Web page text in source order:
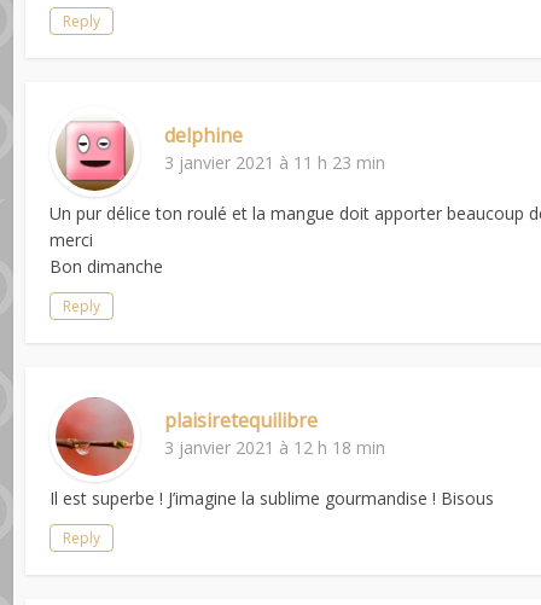
Reply
delphine
3 janvier 2021 à 11 h 23 min
Un pur délice ton roulé et la mangue doit apporter beaucoup
merci
Bon dimanche
Reply
plaisiretequilibre
3 janvier 2021 à 12 h 18 min
Il est superbe ! J’imagine la sublime gourmandise ! Bisous
Reply